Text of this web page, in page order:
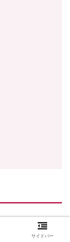
サイドバー